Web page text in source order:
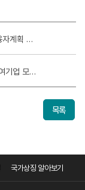
2026년 북구 중소기업경영안정자금 융자계획 공고
2026년 도약(Jump-Up) 프로그램 참여기업 모집공고
목록
국가상징 알아보기